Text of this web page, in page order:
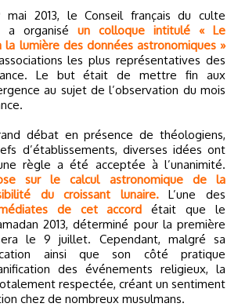
2013, le Conseil français du culte
a organisé un colloque intitulé « Le
la lumière des données astronomiques »
les plus représentatives des
Le but était de mettre fin aux
au sujet de l’observation du mois
débat en présence de théologiens,
d’établissements, diverses idées ont
règle a été acceptée à l’unanimité.
sur le calcul astronomique de la
du croissant lunaire.L’une des
de cet accord était que le
2013, déterminé pour la première
le 9 juillet. Cependant, malgré sa
ainsi que son côté pratique
des événements religieux, la
respectée, créant un sentiment
chez de nombreux musulmans.